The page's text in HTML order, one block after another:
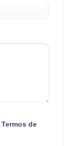
Termos de